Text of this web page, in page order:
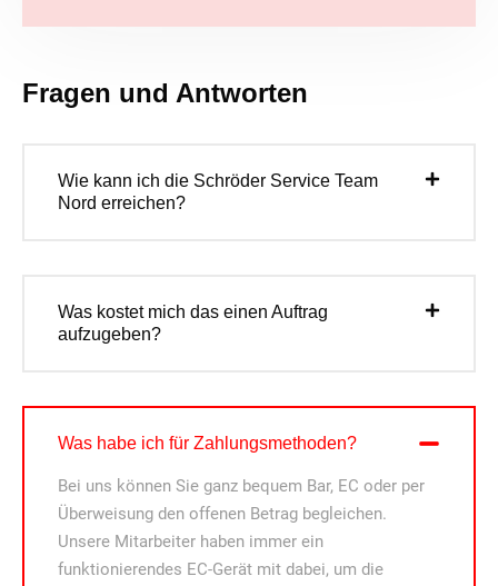
Fragen und Antworten
Wie kann ich die Schröder Service Team
Nord erreichen?
Was kostet mich das einen Auftrag
aufzugeben?
Was habe ich für Zahlungsmethoden?
Bei uns können Sie ganz bequem Bar, EC oder per
Überweisung den offenen Betrag begleichen.
Unsere Mitarbeiter haben immer ein
funktionierendes EC-Gerät mit dabei, um die